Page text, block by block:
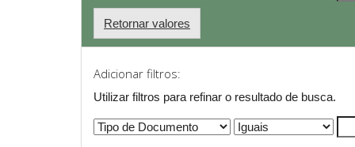
Retornar valores
Adicionar filtros:
Utilizar filtros para refinar o resultado de busca.